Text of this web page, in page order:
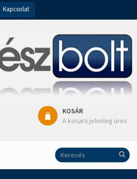
Kapcsolat
KOSÁR
A kosara jelenleg üres